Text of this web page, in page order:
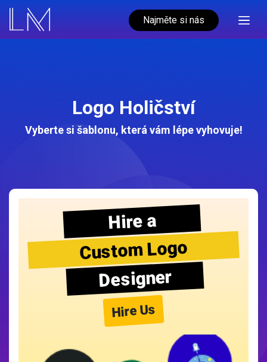
Najměte si nás
Logo Holičství
Vyberte si šablonu, která vám lépe vyhovuje!
Hire a
Custom Logo
Designer
Hire Us